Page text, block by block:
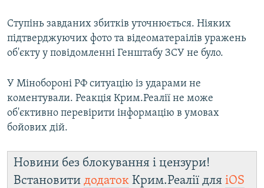
Ступінь завданих збитків уточнюється. Ніяких
підтверджуючих фото та відеоматераілів уражень
об'єкту у повідомленні Генштабу ЗСУ не було.
У Мінобороні РФ ситуацію із ударами не
коментували. Реакція Крим.Реалії не може
об'єктивно перевірити інформацію в умовах
бойових дій.
Новини без блокування і цензури!
Встановити додаток Крим.Реалії для iOS